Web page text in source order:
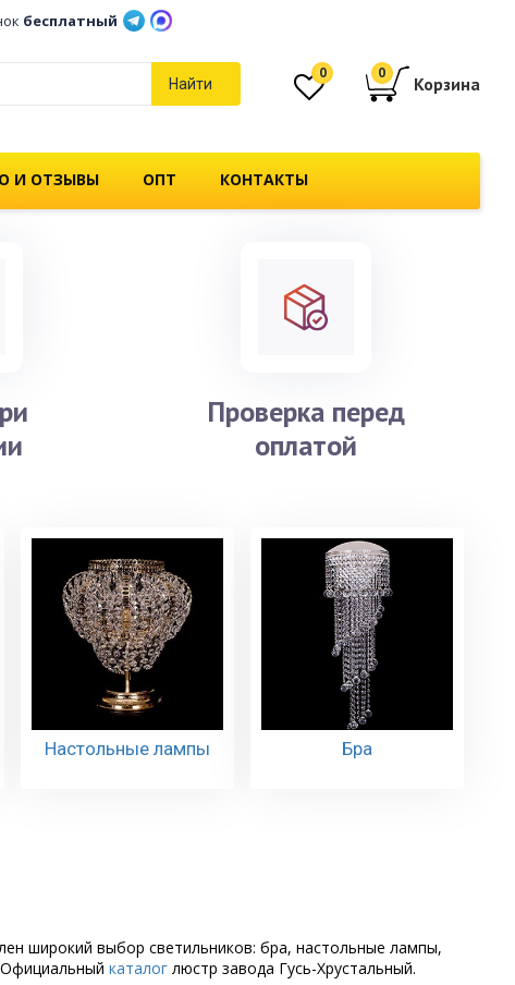
бесплатный
Найти
0 0
Корзина
И ОТЗЫВЫ ОПТ КОНТАКТЫ
Проверка перед
оплатой
Настольные лампы Бра
широкий выбор светильников: бра, настольные лампы,
каталог люстр завода Гусь-Хрустальный.